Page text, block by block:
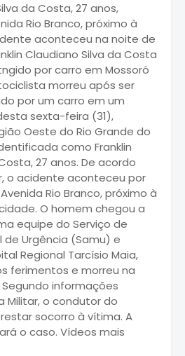
da Costa, 27 anos,
Rio Branco, próximo à
aconteceu na noite de
Claudiano Silva da Costa
por carro em Mossoró
morreu após ser
por um carro em um
sexta-feira (31),
Oeste do Rio Grande do
como Franklin
27 anos. De acordo
o acidente aconteceu por
Rio Branco, próximo à
O homem chegou a
equipe do Serviço de
Urgência (Samu) e
Regional Tarcísio Maia,
ferimentos e morreu na
informações
Militar, o condutor do
socorro à vítima. A
o caso. Vídeos mais